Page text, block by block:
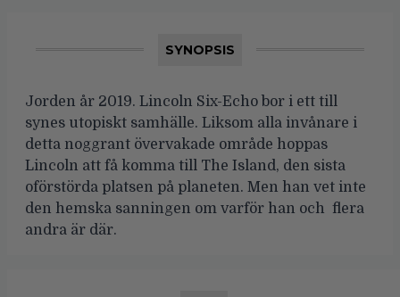
SYNOPSIS
Jorden år 2019. Lincoln Six-Echo bor i ett till
synes utopiskt samhälle. Liksom alla invånare i
detta noggrant övervakade område hoppas
Lincoln att få komma till The Island, den sista
oförstörda platsen på planeten. Men han vet inte
den hemska sanningen om varför han och flera
andra är där.